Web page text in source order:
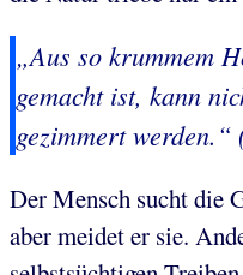
„Aus so krummem
gemacht ist, kann
gezimmert werden.“
Der Mensch sucht die
aber meidet er sie.